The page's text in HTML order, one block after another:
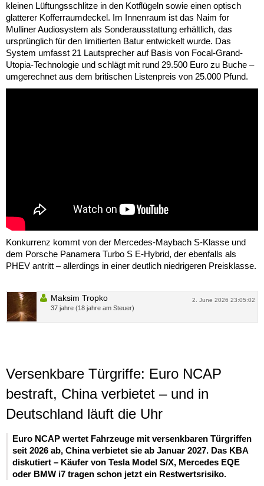
kleinen Lüftungsschlitze in den Kotflügeln sowie einen optisch
glatterer Kofferraumdeckel. Im Innenraum ist das Naim for
Mulliner Audiosystem als Sonderausstattung erhältlich, das
ursprünglich für den limitierten Batur entwickelt wurde. Das
System umfasst 21 Lautsprecher auf Basis von Focal-Grand-
Utopia-Technologie und schlägt mit rund 29.500 Euro zu Buche –
umgerechnet aus dem britischen Listenpreis von 25.000 Pfund.
Konkurrenz kommt von der Mercedes-Maybach S-Klasse und
dem Porsche Panamera Turbo S E-Hybrid, der ebenfalls als
PHEV antritt – allerdings in einer deutlich niedrigeren Preisklasse.
2. June 2026 23:05:02
Maksim Tropko
37 jahre (18 jahre am Steuer)
Versenkbare Türgriffe: Euro NCAP
bestraft, China verbietet – und in
Deutschland läuft die Uhr
Euro NCAP wertet Fahrzeuge mit versenkbaren Türgriffen
seit 2026 ab, China verbietet sie ab Januar 2027. Das KBA
diskutiert – Käufer von Tesla Model S/X, Mercedes EQE
oder BMW i7 tragen schon jetzt ein Restwertsrisiko.